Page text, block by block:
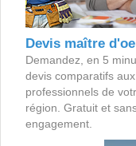
Devis maître
Demandez, en 5
devis comparatifs aux
professionnels de
région. Gratuit et
engagement.